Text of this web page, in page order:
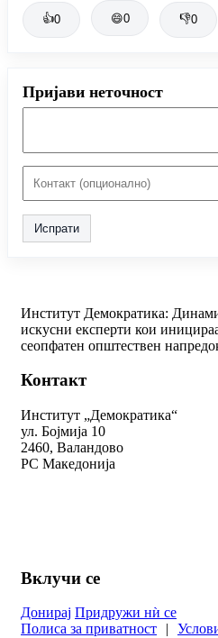
👍0 😄0 👎0
Пријави неточност
Испрати
Институт Демократика:
искусни експерти кои
сеопфатен општествен
Контакт
Институт „Демократика“
ул. Бојмија 10
2460, Валандово
РС Македонија
Вклучи се
Донирај Придружи нѝ се
Полиса за приватност
|